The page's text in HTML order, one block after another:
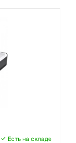
Есть на складе